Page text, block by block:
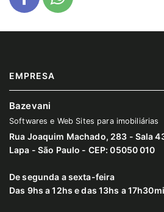
EMPRESA
Bazevani
Softwares e Web Sites para imobiliárias
Rua Joaquim Machado, 283 - Sala
Lapa - São Paulo - CEP: 05050 010
De segunda a sexta-feira
Das 9hs a 12hs e das 13hs a